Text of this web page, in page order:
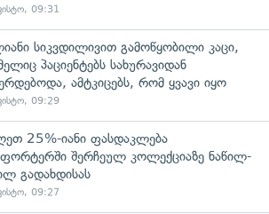
09:31
სიკვდილივით გამოწყობილი კაცი,
პაციენტებს სახურავიდან
ამტკიცებს, რომ ყვავი იყო
09:29
25%-იანი ფასდაკლება
შერჩეულ კოლექციაზე ნაწილ-
გადახდისას
09:27